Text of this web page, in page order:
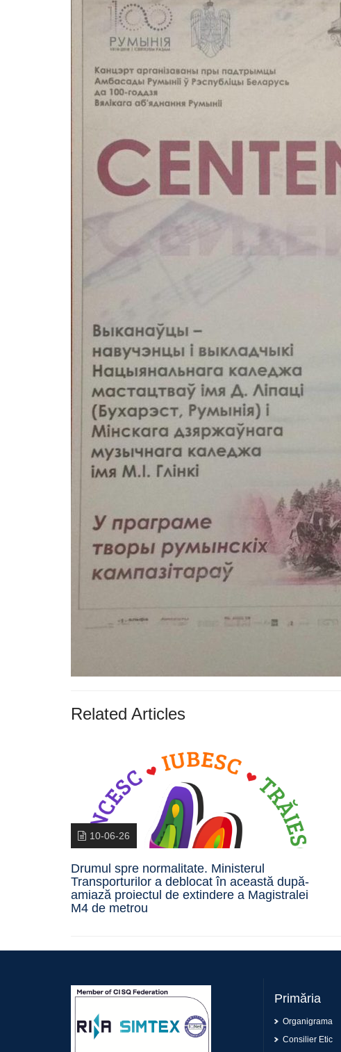
Related Articles
10-06-26
Drumul spre normalitate. Ministerul
Transporturilor a deblocat în această după-
amiază proiectul de extindere a Magistralei
M4 de metrou
Primăria
Organigrama
Consilier Etic